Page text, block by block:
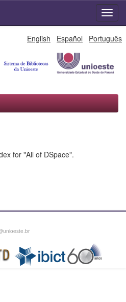
English Español Português
for "All of DSpace".